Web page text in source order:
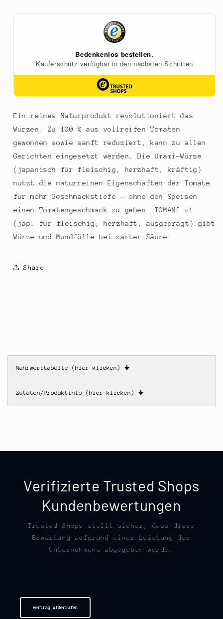
ml
Ein reines Naturprodukt revolutioniert das
Würzen. Zu 100 % aus vollreifen Tomaten
gewonnen sowie sanft reduziert, kann zu allen
Gerichten eingesetzt werden. Die Umami-Würze
(japanisch für fleischig, herzhaft, kräftig)
nutzt die naturreinen Eigenschaften der Tomate
für mehr Geschmackstiefe - ohne den Speisen
einen Tomatengeschmack zu geben. TOMAMI #1
(jap. für fleischig, herzhaft, ausgeprägt) gibt
Würze und Mundfülle bei zarter Säure.
Share
Nährwerttabelle (hier klicken) 🠋
Zutaten/Produktinfo (hier klicken) 🠋
Verifizierte Trusted Shops
Kundenbewertungen
Trusted Shops stellt sicher, dass diese
Bewertung aufgrund einer Leistung des
Unternehmens abgegeben wurde.
Vertrag widerrufen